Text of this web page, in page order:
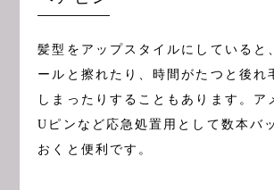
髪型をアップスタイルにしていると
ールと擦れたり、時間がたつと後れ
しまったりすることもあります。ア
Uピンなど応急処置用として数本バ
おくと便利です。